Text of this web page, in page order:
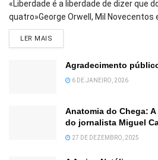
«Liberdade é a liberdade de dizer que
quatro»George Orwell, Mil Novecentos
LER MAIS
Agradecimento
6 DE JANEIRO, 2026
Anatomia do Chega:
do jornalista Miguel
27 DE DEZEMBRO, 2025